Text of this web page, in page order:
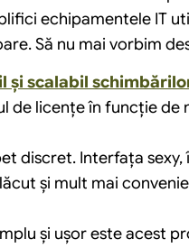
echipamentele IT
Să nu mai vorbim
și scalabil
de licențe în funcție
discret. Interfaţa
şi mult mai
şi uşor este acest